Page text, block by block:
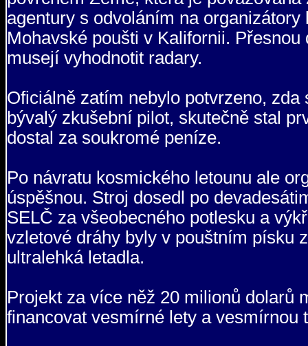
agentury s odvoláním na
Mohavské poušti v Kalifornii.
musejí vyhodnotit radary.
Oficiálně zatím nebylo potvrzeno,
bývalý zkušební pilot, skutečně stal
dostal za soukromé peníze.
Po návratu kosmického letounu ale
úspěšnou. Stroj dosedl po
SELČ za všeobecného potlesku a
vzletové dráhy byly v pouštním písku
ultralehká letadla.
Projekt za více něž 20 milionů dolarů
financovat vesmírné lety a vesmírnou